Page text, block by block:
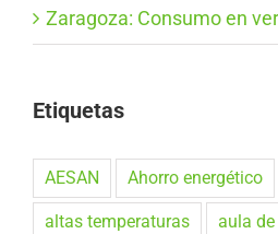
Zaragoza: Consumo en
Etiquetas
AESAN Ahorro energético
altas temperaturas aula